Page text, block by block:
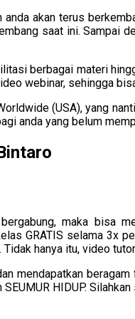
akan terus
saat ini. Sampai
berbagai materi
webinar, sehingga
(USA), yang
anda yang belum
maka bisa
GRATIS selama 3x
hanya itu, video
mendapatkan
HIDUP. Silahkan